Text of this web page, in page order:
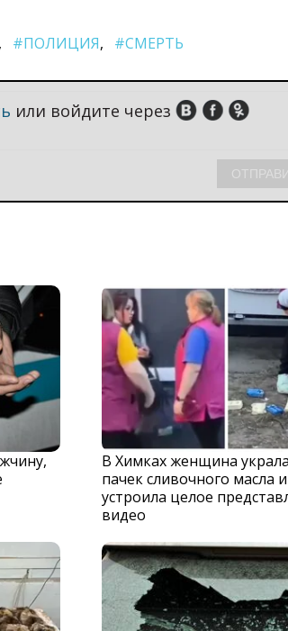
#ПОЛИЦИЯ #СМЕРТЬ
или войдите через
В Химках женщина
пачек сливочного масла и
устроила целое
видео